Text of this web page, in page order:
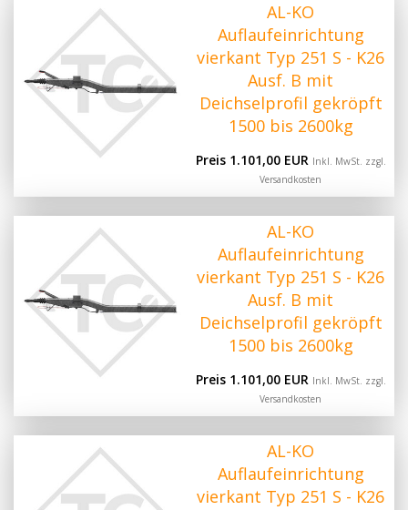
AL-KO
Auflaufeinrichtung
vierkant Typ 251 S - K26
Ausf. B mit
Deichselprofil gekröpft
1500 bis 2600kg
Preis 1.101,00 EUR Inkl. MwSt. zzgl.
Versandkosten
AL-KO
Auflaufeinrichtung
vierkant Typ 251 S - K26
Ausf. B mit
Deichselprofil gekröpft
1500 bis 2600kg
Preis 1.101,00 EUR Inkl. MwSt. zzgl.
Versandkosten
AL-KO
Auflaufeinrichtung
vierkant Typ 251 S - K26